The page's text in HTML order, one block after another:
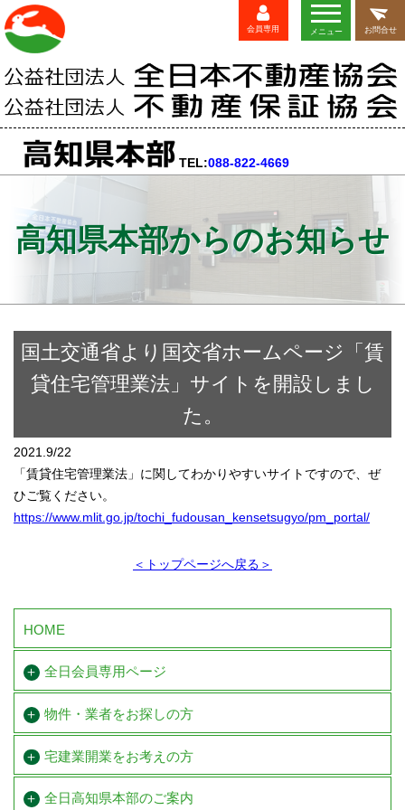
TEL:088-822-4669
会員専用 メニュー お問合せ
高知県本部からのお知らせ
国土交通省より国交省ホームページ「賃
貸住宅管理業法」サイトを開設しまし
た。
2021.9/22
「賃貸住宅管理業法」に関してわかりやすいサイトですので、ぜ
ひご覧ください。
https://www.mlit.go.jp/tochi_fudousan_kensetsugyo/pm_portal/
＜トップページへ戻る＞
HOME
全日会員専用ページ
物件・業者をお探しの方
宅建業開業をお考えの方
全日高知県本部のご案内